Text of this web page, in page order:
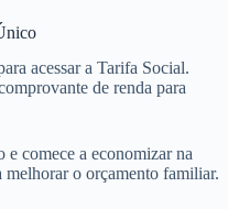
acessar a Tarifa Social.
de renda para
e comece a economizar na
o orçamento familiar.